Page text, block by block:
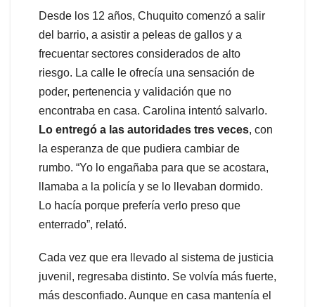
Desde los 12 años, Chuquito comenzó a salir
del barrio, a asistir a peleas de gallos y a
frecuentar sectores considerados de alto
riesgo. La calle le ofrecía una sensación de
poder, pertenencia y validación que no
encontraba en casa. Carolina intentó salvarlo.
Lo entregó a las autoridades tres veces, con
la esperanza de que pudiera cambiar de
rumbo. “Yo lo engañaba para que se acostara,
llamaba a la policía y se lo llevaban dormido.
Lo hacía porque prefería verlo preso que
enterrado”, relató.
Cada vez que era llevado al sistema de justicia
juvenil, regresaba distinto. Se volvía más fuerte,
más desconfiado. Aunque en casa mantenía el